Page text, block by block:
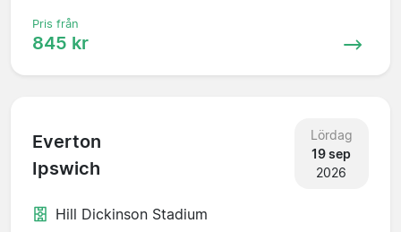
Pris från
845 kr
Everton
Ipswich
Lördag
19 sep
2026
Hill Dickinson Stadium